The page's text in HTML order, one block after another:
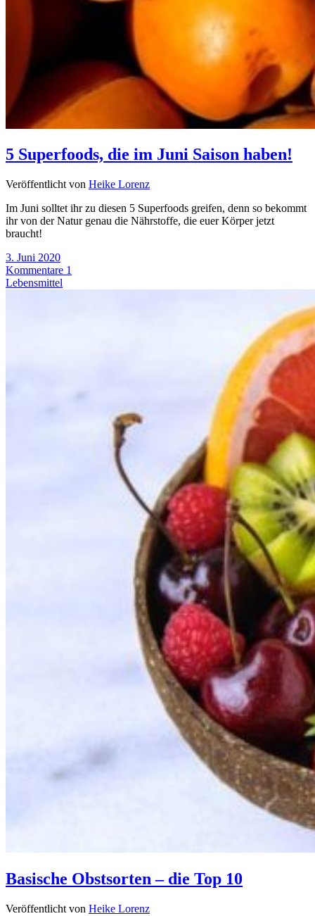
5 Superfoods, die im Juni Saison haben!
Veröffentlicht von Heike Lorenz
Im Juni solltet ihr zu diesen 5 Superfoods greifen, denn so bekommt
ihr von der Natur genau die Nährstoffe, die euer Körper jetzt
braucht!
3. Juni 2020
Kommentare 1
Lebensmittel
Basische Obstsorten – die Top 10
Veröffentlicht von Heike Lorenz